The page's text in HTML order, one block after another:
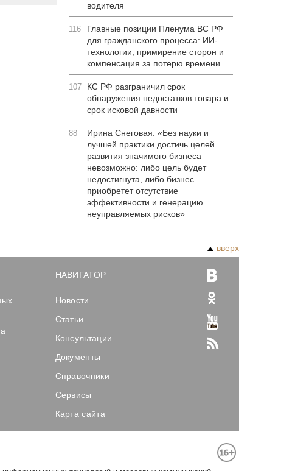
водителя
116
Главные позиции Пленума ВС РФ
для гражданского процесса: ИИ-
технологии, примирение сторон и
компенсация за потерю времени
107
КС РФ разграничил срок
обнаружения недостатков товара и
срок исковой давности
88
Ирина Снеговая: «Без науки и
лучшей практики достичь целей
развития значимого бизнеса
невозможно: либо цель будет
недостигнута, либо бизнес
приобретет отсутствие
эффективности и генерацию
неуправляемых рисков»
вверх
НАВИГАТОР
Новости
Статьи
Консультации
Документы
Справочники
Сервисы
Карта сайта